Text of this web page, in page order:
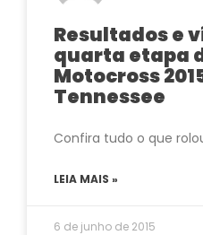
Resultados e
quarta etapa
Motocross
Tennessee
Confira tudo o que
LEIA MAIS »
6 de junho de 2015